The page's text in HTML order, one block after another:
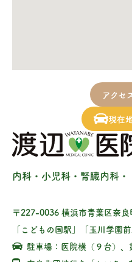
アクセ
現在
内科・小児科・腎臓内科
〒227-0036 横浜市青葉区奈
「こどもの国駅」「玉川学園
駐車場：医院横（９台）、